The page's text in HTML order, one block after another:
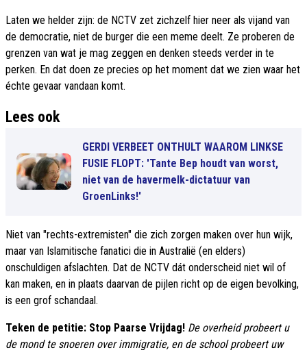
Laten we helder zijn: de NCTV zet zichzelf hier neer als vijand van
de democratie, niet de burger die een meme deelt. Ze proberen de
grenzen van wat je mag zeggen en denken steeds verder in te
perken. En dat doen ze precies op het moment dat we zien waar het
échte gevaar vandaan komt.
Lees ook
GERDI VERBEET ONTHULT WAAROM LINKSE
FUSIE FLOPT: 'Tante Bep houdt van worst,
niet van de havermelk-dictatuur van
GroenLinks!'
Niet van "rechts-extremisten" die zich zorgen maken over hun wijk,
maar van Islamitische fanatici die in Australië (en elders)
onschuldigen afslachten. Dat de NCTV dát onderscheid niet wil of
kan maken, en in plaats daarvan de pijlen richt op de eigen bevolking,
is een grof schandaal.
Teken de petitie: Stop Paarse Vrijdag! De overheid probeert u
de mond te snoeren over immigratie, en de school probeert uw